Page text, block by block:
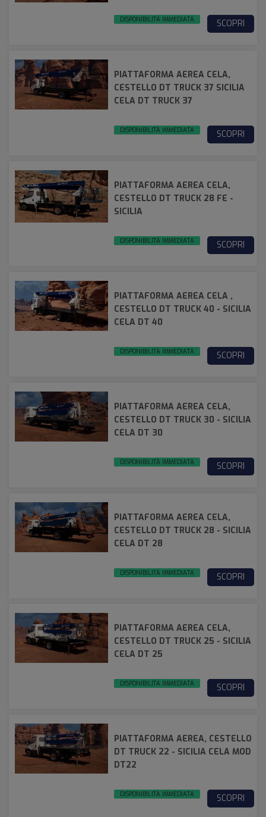
DISPONIBILITÀ IMMEDIATA SCOPRI
PIATTAFORMA AEREA CELA,
CESTELLO DT TRUCK 37 SICILIA
CELA DT TRUCK 37
DISPONIBILITÀ IMMEDIATA SCOPRI
PIATTAFORMA AEREA CELA,
CESTELLO DT TRUCK 28 FE -
SICILIA
DISPONIBILITÀ IMMEDIATA SCOPRI
PIATTAFORMA AEREA CELA ,
CESTELLO DT TRUCK 40 - SICILIA
CELA DT 40
DISPONIBILITÀ IMMEDIATA SCOPRI
PIATTAFORMA AEREA CELA,
CESTELLO DT TRUCK 30 - SICILIA
CELA DT 30
DISPONIBILITÀ IMMEDIATA SCOPRI
PIATTAFORMA AEREA CELA,
CESTELLO DT TRUCK 28 - SICILIA
CELA DT 28
DISPONIBILITÀ IMMEDIATA SCOPRI
PIATTAFORMA AEREA CELA,
CESTELLO DT TRUCK 25 - SICILIA
CELA DT 25
DISPONIBILITÀ IMMEDIATA SCOPRI
PIATTAFORMA AEREA, CESTELLO
DT TRUCK 22 - SICILIA CELA MOD
DT22
DISPONIBILITÀ IMMEDIATA SCOPRI